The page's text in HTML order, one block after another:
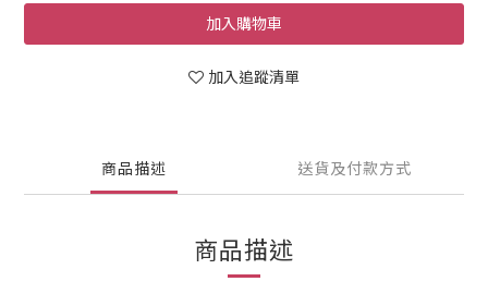
加入購物車
加入追蹤清單
商品描述 送貨及付款方式
商品描述